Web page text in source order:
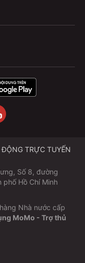
TRỰC TUYẾN
Số 8, đường
phố Hồ Chí Minh
Nhà nước cấp
MoMo - Trợ thủ